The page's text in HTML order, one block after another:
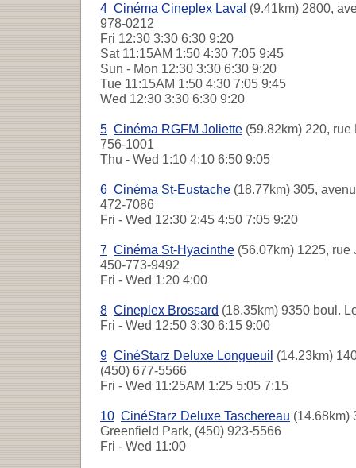
4 Cinéma Cineplex Laval (9.41km) 2800,
978-0212
Fri 12:30 3:30 6:30 9:20
Sat11:15AM 1:50 4:30 7:05 9:45
Sun - Mon 12:30 3:30 6:30 9:20
Tue 11:15AM 1:50 4:30 7:05 9:45
Wed 12:30 3:30 6:30 9:20
5 Cinéma RGFM Joliette (59.82km) 220,
756-1001
Thu - Wed 1:10 4:10 6:50 9:05
6 Cinéma St-Eustache (18.77km) 305,
472-7086
Fri - Wed 12:30 2:45 4:50 7:05 9:20
7 Cinéma St-Hyacinthe (56.07km) 1225,
450-773-9492
Fri - Wed 1:20 4:00
8 Cineplex Brossard (18.35km) 9350 boul.
Fri - Wed 12:50 3:30 6:15 9:00
9 CinéStarz Deluxe Longueuil (14.23km)
(450) 677-5566
Fri - Wed 11:25AM 1:25 5:05 7:15
10 CinéStarz Deluxe Taschereau (14.68km)
Greenfield Park, (450) 923-5566
Fri - Wed 11:00